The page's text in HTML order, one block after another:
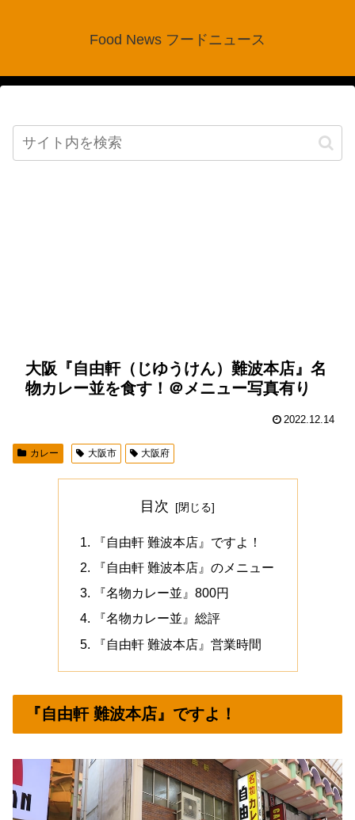
Food News フードニュース
大阪『自由軒（じゆうけん）難波本店』名
物カレー並を食す！＠メニュー写真有り
2022.12.14
カレー 大阪市 大阪府
目次
『自由軒 難波本店』ですよ！
『自由軒 難波本店』のメニュー
『名物カレー並』800円
『名物カレー並』総評
『自由軒 難波本店』営業時間
『自由軒 難波本店』ですよ！